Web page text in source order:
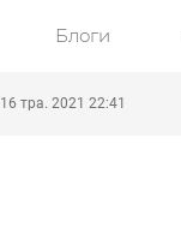
Блоги
16 тра. 2021 22:41